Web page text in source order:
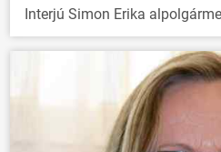
Interjú Simon Erika